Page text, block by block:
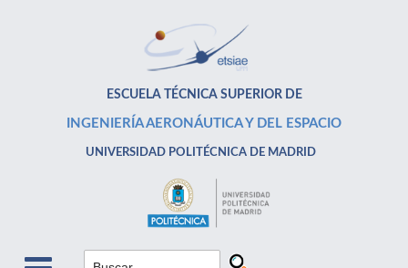
ESCUELA TÉCNICA SUPERIOR DE
INGENIERÍA AERONÁUTICA Y DEL ESPACIO
UNIVERSIDAD POLITÉCNICA DE MADRID